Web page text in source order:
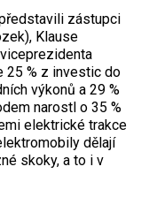
zástupci
Klause
25 % z investic do
výkonů a 29 %
narostl o 35 %
elektrické trakce
dělají
skoky, a to i v